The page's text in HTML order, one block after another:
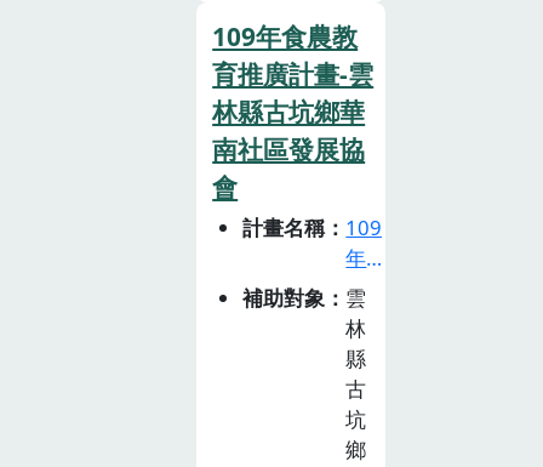
2. 課程研發：開
設食農課程研發
工作坊，精進課
程規劃與執行能
力。3. 規劃與執
行「火龍傳奇」
食農生態教育課
程。4. 成果分享
109年食農教
育推廣計畫-雲
林縣古坑鄉華
南社區發展協
會
計畫名稱
109
年
食
農
教
育
推
廣
補助對象
雲
林
縣
古
坑
鄉